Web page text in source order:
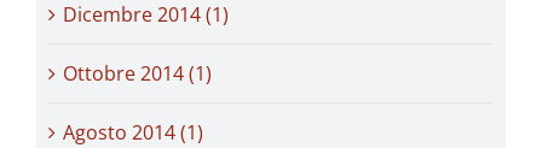
Dicembre 2014 (1)
Ottobre 2014 (1)
Agosto 2014 (1)